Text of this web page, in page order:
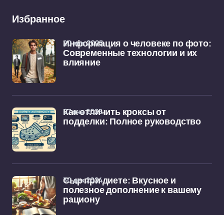
Избранное
Информация о человеке по фото:
Современные технологии и их
влияние
20 янв 2025
Как отличить кроксы от
подделки: Полное руководство
07 янв 2025
Сыр при диете: Вкусное и
полезное дополнение к вашему
рациону
30 дек 2024